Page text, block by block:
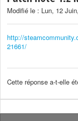
Modifié le : Lun, 12
http://
21661/
Cette réponse a-t-elle